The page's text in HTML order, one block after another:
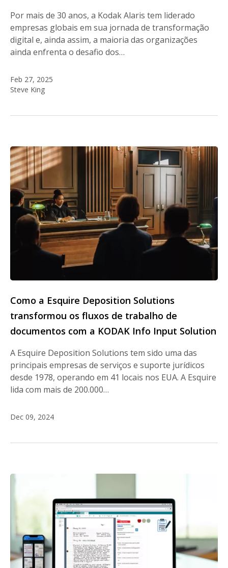
Por mais de 30 anos, a Kodak Alaris tem liderado
empresas globais em sua jornada de transformação
digital e, ainda assim, a maioria das organizações
ainda enfrenta o desafio dos…
Feb 27, 2025
Steve King
Como a Esquire Deposition Solutions
transformou os fluxos de trabalho de
documentos com a KODAK Info Input Solution
A Esquire Deposition Solutions tem sido uma das
principais empresas de serviços e suporte jurídicos
desde 1978, operando em 41 locais nos EUA. A Esquire
lida com mais de 200.000…
Dec 09, 2024